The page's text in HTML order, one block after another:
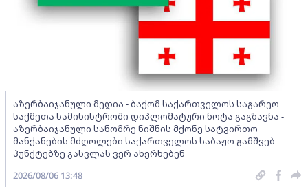
აზერბაიჯანული მედია - ბაქომ საქართველოს საგარეო
საქმეთა სამინისტროში დიპლომატური ნოტა გაგზავნა -
აზერბაიჯანული სანომრე ნიშნის მქონე სატვირთო
მანქანების მძღოლები საქართველოს საბაჟო გამშვებ
პუნქტებზე გასვლას ვერ ახერხებენ
2026/08/06 13:48